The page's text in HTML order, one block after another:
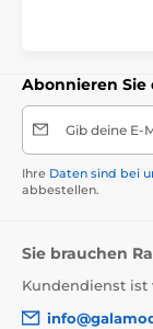
Abonnieren
Gib deine E-
Ihre Daten sind bei
abbestellen.
Sie brauchen
Kundendienst ist